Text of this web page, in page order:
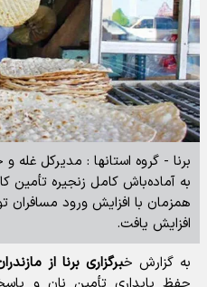
برنا - گروه استانها : مدیرکل غله و
به آماده‌باش کامل زنجیره تأمین
همزمان با افزایش ورود مسافران
افزایش یافت. ‎
به گزارش خبرگزاری برنا از